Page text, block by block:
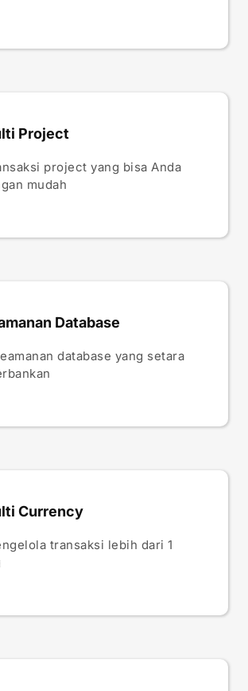
Project
project yang bisa Anda
mudah
Database
database yang setara
Currency
transaksi lebih dari 1